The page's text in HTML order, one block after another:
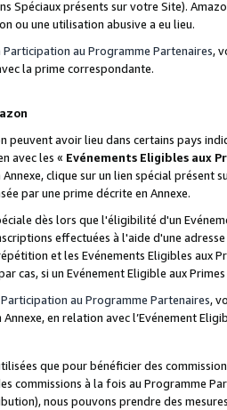
Spéciaux présents sur votre Site).
ou une utilisation abusive a eu lieu.
au Programme Partenaires,
la prime correspondante.
peuvent avoir lieu dans certains pays
avec les « Evénements Eligibles aux
clique sur un lien spécial
par une prime décrite en Annexe.
dès lors que l'éligibilité d'un
effectuées à l'aide d'une
et les Evénements Eligibles aux
cas, si un Evénement Eligible aux
au Programme Partenaires,
en relation avec l’Evénement
que pour bénéficier des
commissions à la fois au Programme
nous pouvons prendre des